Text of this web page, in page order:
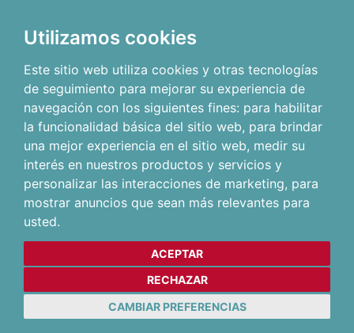
Utilizamos cookies
Este sitio web utiliza cookies y otras tecnologías
de seguimiento para mejorar su experiencia de
navegación con los siguientes fines: para habilitar
la funcionalidad básica del sitio web, para brindar
una mejor experiencia en el sitio web, medir su
interés en nuestros productos y servicios y
personalizar las interacciones de marketing, para
mostrar anuncios que sean más relevantes para
usted.
ACEPTAR
RECHAZAR
CAMBIAR PREFERENCIAS